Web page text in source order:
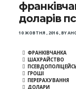
доларів
10 ЖОВТНЯ , 2016,BY
ФРАНКІВЧАНКА
ШАХРАЙСТВО
ГРОШІ
ПЕРЕРАХУВАННЯ
ДОЛАРИ